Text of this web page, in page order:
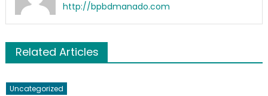
http://bpbdmanado.com
Related Articles
Uncategorized